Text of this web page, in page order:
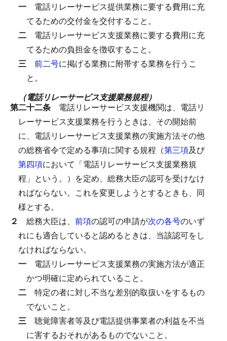
一 電話リレーサービス提供業務に要する費用に充
てるための交付金を交付すること。
二 電話リレーサービス支援業務に要する費用に充
てるための負担金を徴収すること。
三 前二号に掲げる業務に附帯する業務を行うこ
と。
（電話リレーサービス支援業務規程）
第二十二条 電話リレーサービス支援機関は、電話リ
レーサービス支援業務を行うときは、その開始前
に、電話リレーサービス支援業務の実施方法その他
の総務省令で定める事項に関する規程（第三項及び
第四項において「電話リレーサービス支援業務規
程」という。）を定め、総務大臣の認可を受けなけ
ればならない。 これを変更しようとするときも、同
様とする。
２ 総務大臣は、 前項の認可の申請が次の各号のいず
れにも適合していると認めるときは、当該認可をし
なければならない。
一 電話リレーサービス支援業務の実施方法が適正
かつ明確に定められていること。
二 特定の者に対し不当な差別的取扱いをするもの
でないこと。
三 聴覚障害者等及び電話提供事業者の利益を不当
に害するおそれがあるものでないこと。